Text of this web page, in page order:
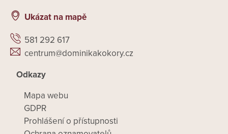
Ukázat na mapě
581 292 617
centrum@dominikakokory.cz
Odkazy
Mapa webu
GDPR
Prohlášení o přístupnosti